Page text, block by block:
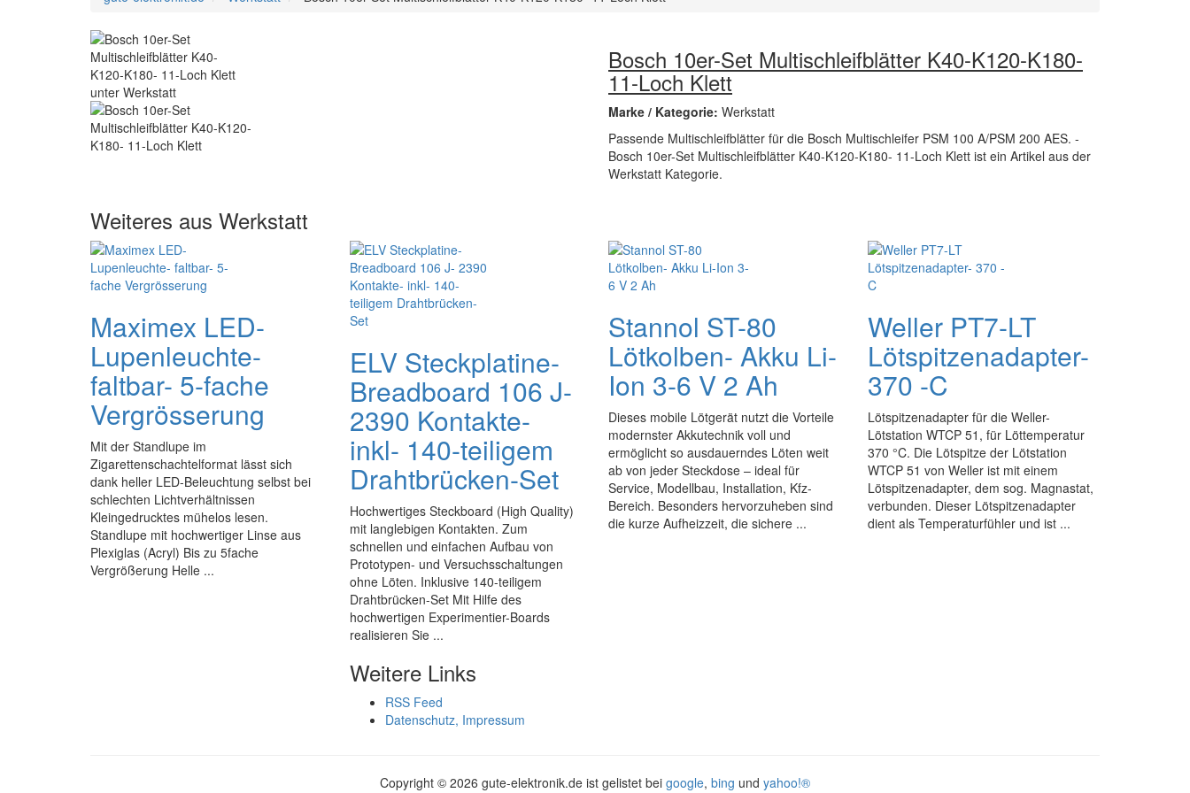
Bosch 10er-Set Multischleifblätter K40-K120-K180-
11-Loch Klett
Marke / Kategorie: Werkstatt
Passende Multischleifblätter für die Bosch Multischleifer PSM 100 A/PSM 200 AES. -
Bosch 10er-Set Multischleifblätter K40-K120-K180- 11-Loch Klett ist ein Artikel aus der
Werkstatt Kategorie.
Weiteres aus Werkstatt
Maximex LED-
Lupenleuchte-
faltbar- 5-fache
Vergrösserung
Mit der Standlupe im
Zigarettenschachtelformat lässt sich
dank heller LED-Beleuchtung selbst bei
schlechten Lichtverhältnissen
Kleingedrucktes mühelos lesen.
Standlupe mit hochwertiger Linse aus
Plexiglas (Acryl) Bis zu 5fache
Vergrößerung Helle ...
ELV Steckplatine-
Breadboard 106 J-
2390 Kontakte-
inkl- 140-teiligem
Drahtbrücken-Set
Hochwertiges Steckboard (High Quality)
mit langlebigen Kontakten. Zum
schnellen und einfachen Aufbau von
Prototypen- und Versuchsschaltungen
ohne Löten. Inklusive 140-teiligem
Drahtbrücken-Set Mit Hilfe des
hochwertigen Experimentier-Boards
realisieren Sie ...
Stannol ST-80
Lötkolben- Akku Li-
Ion 3-6 V 2 Ah
Dieses mobile Lötgerät nutzt die Vorteile
modernster Akkutechnik voll und
ermöglicht so ausdauerndes Löten weit
ab von jeder Steckdose – ideal für
Service, Modellbau, Installation, Kfz-
Bereich. Besonders hervorzuheben sind
die kurze Aufheizzeit, die sichere ...
Weller PT7-LT
Lötspitzenadapter-
370 -C
Lötspitzenadapter für die Weller-
Lötstation WTCP 51, für Löttemperatur
370 °C. Die Lötspitze der Lötstation
WTCP 51 von Weller ist mit einem
Lötspitzenadapter, dem sog. Magnastat,
verbunden. Dieser Lötspitzenadapter
dient als Temperaturfühler und ist ...
Weitere Links
RSS Feed
Datenschutz, Impressum
Copyright © 2026 gute-elektronik.de ist gelistet bei google, bing und yahoo!®